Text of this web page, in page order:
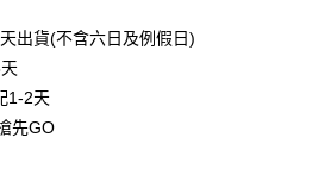
中國信託商業銀行
永豐商業銀行
出貨(不含六日及例假日)
1-2天
先GO